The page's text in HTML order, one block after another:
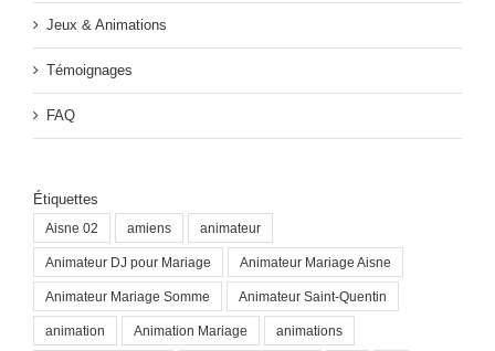
Jeux & Animations
Témoignages
FAQ
Étiquettes
Aisne 02 amiens animateur
Animateur DJ pour Mariage Animateur Mariage Aisne
Animateur Mariage Somme Animateur Saint-Quentin
animation Animation Mariage animations